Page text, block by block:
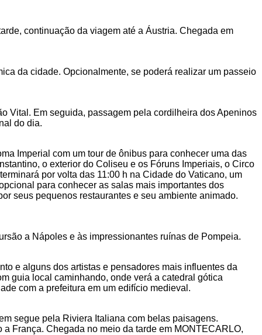
continuação da viagem até a Áustria. Chegada em
da cidade. Opcionalmente, se poderá realizar um passeio
Vital. Em seguida, passagem pela cordilheira dos Apeninos
do dia.
Imperial com um tour de ônibus para conhecer uma das
o exterior do Coliseu e os Fóruns Imperiais, o Circo
por volta das 11:00 h na Cidade do Vaticano, um
para conhecer as salas mais importantes dos
seus pequenos restaurantes e seu ambiente animado.
a Nápoles e às impressionantes ruínas de Pompeia.
e alguns dos artistas e pensadores mais influentes da
guia local caminhando, onde verá a catedral gótica
com a prefeitura em um edifício medieval.
segue pela Riviera Italiana com belas paisagens.
França. Chegada no meio da tarde em MONTECARLO,